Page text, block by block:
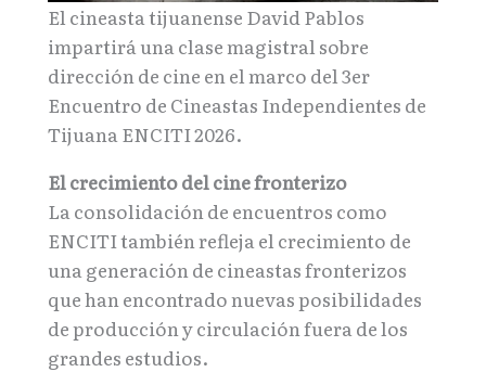
El cineasta tijuanense David Pablos
impartirá una clase magistral sobre
dirección de cine en el marco del 3er
Encuentro de Cineastas Independientes de
Tijuana ENCITI 2026.
El crecimiento del cine fronterizo
La consolidación de encuentros como
ENCITI también refleja el crecimiento de
una generación de cineastas fronterizos
que han encontrado nuevas posibilidades
de producción y circulación fuera de los
grandes estudios.